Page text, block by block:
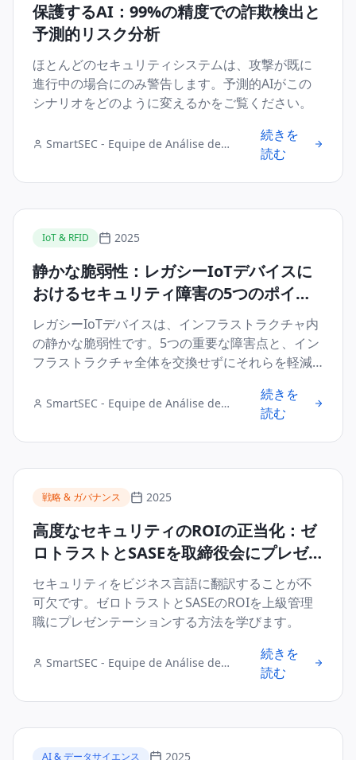
保護するAI：99%の精度での詐欺検出と
予測的リスク分析
ほとんどのセキュリティシステムは、攻撃が既に
進行中の場合にのみ警告します。予測的AIがこの
シナリオをどのように変えるかをご覧ください。
SmartSEC - Equipe de Análise de
続きを
読む
IoT & RFID 2025
静かな脆弱性：レガシーIoTデバイスに
おけるセキュリティ障害の5つのポイン
ト
レガシーIoTデバイスは、インフラストラクチャ内
の静かな脆弱性です。5つの重要な障害点と、イン
フラストラクチャ全体を交換せずにそれらを軽減
SmartSEC - Equipe de Análise de
続きを
読む
戦略 & ガバナンス 2025
高度なセキュリティのROIの正当化：ゼ
ロトラストとSASEを取締役会にプレゼ
ンテーションする方法
セキュリティをビジネス言語に翻訳することが不
可欠です。ゼロトラストとSASEのROIを上級管理
職にプレゼンテーションする方法を学びます。
SmartSEC - Equipe de Análise de
続きを
読む
AI & データサイエンス 2025